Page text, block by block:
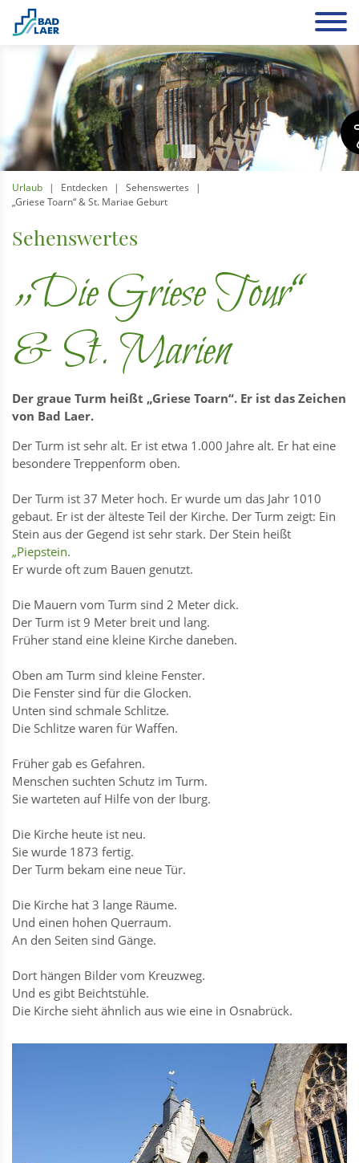
Urlaub Entdecken
Sehenswertes
„Griese Toarn“ & St. Mariae Geburt
Sehenswertes
„Die Griese Tour“
& St. Marien
Der graue Turm heißt „Griese Toarn“. Er ist das Zeichen
von Bad Laer.
Der Turm ist sehr alt. Er ist etwa 1.000 Jahre alt. Er hat eine
besondere Treppenform oben.
Der Turm ist 37 Meter hoch. Er wurde um das Jahr 1010
gebaut. Er ist der älteste Teil der Kirche. Der Turm zeigt: Ein
Stein aus der Gegend ist sehr stark. Der Stein heißt
„Piepstein.
Er wurde oft zum Bauen genutzt.
Die Mauern vom Turm sind 2 Meter dick.
Der Turm ist 9 Meter breit und lang.
Früher stand eine kleine Kirche daneben.
Oben am Turm sind kleine Fenster.
Die Fenster sind für die Glocken.
Unten sind schmale Schlitze.
Die Schlitze waren für Waffen.
Früher gab es Gefahren.
Menschen suchten Schutz im Turm.
Sie warteten auf Hilfe von der Iburg.
Die Kirche heute ist neu.
Sie wurde 1873 fertig.
Der Turm bekam eine neue Tür.
Die Kirche hat 3 lange Räume.
Und einen hohen Querraum.
An den Seiten sind Gänge.
Dort hängen Bilder vom Kreuzweg.
Und es gibt Beichtstühle.
Die Kirche sieht ähnlich aus wie eine in Osnabrück.